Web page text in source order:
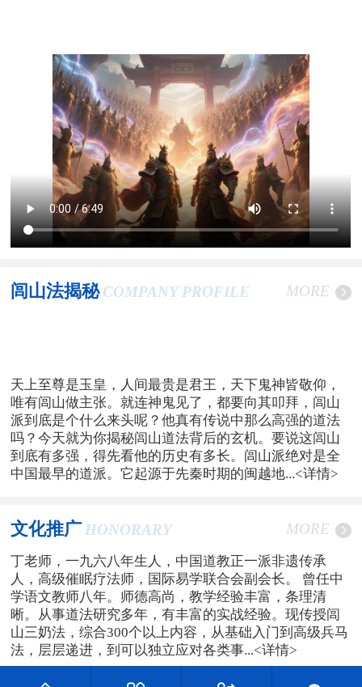
闾山法揭秘 COMPANY PROFILE MORE
天上至尊是玉皇，人间最贵是君王，天下鬼神皆敬仰，
唯有闾山做主张。就连神鬼见了，都要向其叩拜，闾山
派到底是个什么来头呢？他真有传说中那么高强的道法
吗？今天就为你揭秘闾山道法背后的玄机。要说这闾山
到底有多强，得先看他的历史有多长。闾山派绝对是全
中国最早的道派。它起源于先秦时期的闽越地...<详情>
文化推广 HONORARY MORE
丁老师，一九六八年生人，中国道教正一派非遗传承
人，高级催眠疗法师，国际易学联合会副会长。 曾任中
学语文教师八年。师德高尚，教学经验丰富，条理清
晰。从事道法研究多年，有丰富的实战经验。现传授闾
山三奶法，综合300个以上内容，从基础入门到高级兵马
法，层层递进，到可以独立应对各类事...<详情>